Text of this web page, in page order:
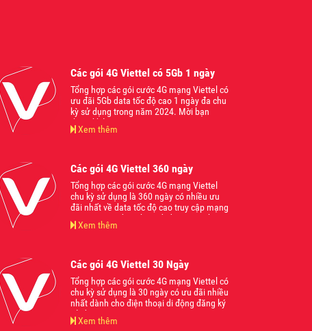
Các gói 4G Viettel có 5Gb 1 ngày
Tổng hợp các gói cước 4G mạng Viettel có
ưu đãi 5Gb data tốc độ cao 1 ngày đa chu
kỳ sử dụng trong năm 2024. Mời bạn
tham khảo.
Xem thêm
Các gói 4G Viettel 360 ngày
Tổng hợp các gói cước 4G mạng Viettel
chu kỳ sử dụng là 360 ngày có nhiều ưu
đãi nhất về data tốc độ cao truy cập mạng
internet trên điện thoại di động. Mời bạn
tham khảo.
Xem thêm
Các gói 4G Viettel 30 Ngày
Tổng hợp các gói cước 4G mạng Viettel có
chu kỳ sử dụng là 30 ngày có ưu đãi nhiều
nhất dành cho điện thoại di động đăng ký
sử dụng truy cập mạng internet và gọi
thoại trong năm 2024. Mời bạn tham
Xem thêm